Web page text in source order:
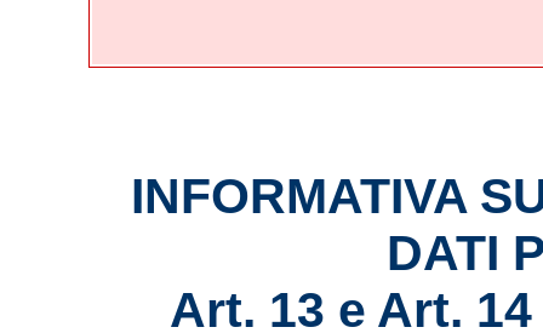
INFORMATIVA
DATI
Art. 13 e Art.